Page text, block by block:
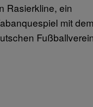
Rasierkline, ein
mit